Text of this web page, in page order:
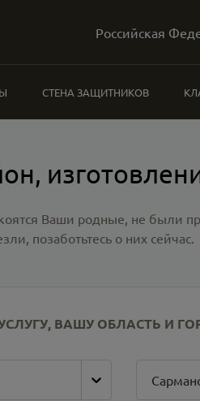
Российская
СТЕНА ЗАЩИТНИКОВ
Ваши родные, не были
позаботьтесь о них сейчас.
ВАШУ ОБЛАСТЬ И